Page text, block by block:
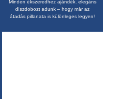
Minden ékszeredhez ajándék, elegáns
díszdobozt adunk – hogy már az
átadás pillanata is különleges legyen!